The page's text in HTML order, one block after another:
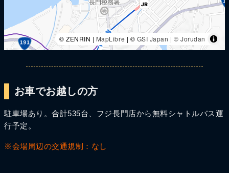
© ZENRIN | MapLibre | © GSI Japan |© Jorudan
お車でお越しの方
駐車場あり。合計535台、フジ長門店から無料シャトルバス運
行予定。
※会場周辺の交通規制：なし